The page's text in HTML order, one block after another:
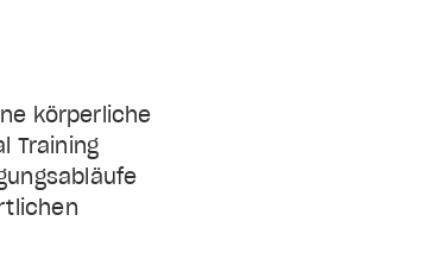
körperliche
Training